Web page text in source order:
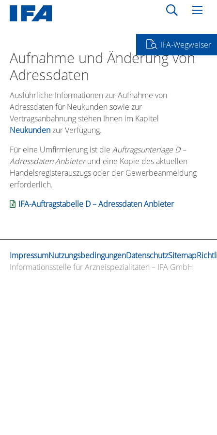
Aufnahme und Änderung von
Adressdaten
Ausführliche Informationen zur Aufnahme von
Adressdaten für Neukunden sowie zur
Vertragsanbahnung stehen Ihnen im Kapitel
Neukundenzur Verfügung.
Für eine Umfirmierung ist die Auftragsunterlage D –
Adressdaten Anbieterund eine Kopie des aktuellen
Handelsregisterauszugs oder der Gewerbeanmeldung
erforderlich.
IFA-Auftragstabelle D – Adressdaten Anbieter
IFA-Wegweiser
Informationsstelle für Arzneispezialitäten – IFA GmbH
ImpressumNutzungsbedingungenDatenschutzSitemap